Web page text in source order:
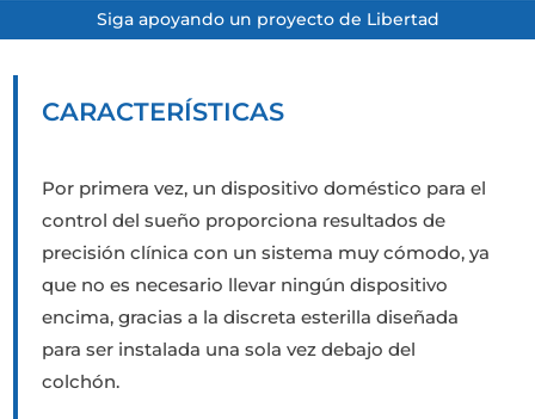
Siga apoyando un proyecto de Libertad
CARACTERÍSTICAS
Por primera vez, un dispositivo doméstico para el
control del sueño proporciona resultados de
precisión clínica con un sistema muy cómodo, ya
que no es necesario llevar ningún dispositivo
encima, gracias a la discreta esterilla diseñada
para ser instalada una sola vez debajo del
colchón.